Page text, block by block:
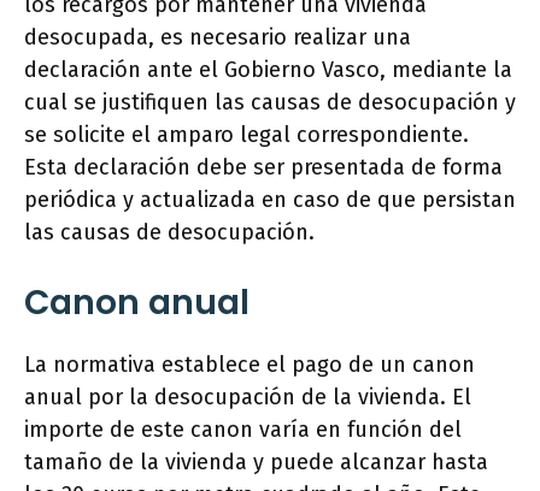
desocupada, es necesario realizar una
declaración ante el Gobierno Vasco, mediante la
cual se justifiquen las causas de desocupación y
se solicite el amparo legal correspondiente.
Esta declaración debe ser presentada de forma
periódica y actualizada en caso de que persistan
las causas de desocupación.
Canon anual
La normativa establece el pago de un canon
anual por la desocupación de la vivienda. El
importe de este canon varía en función del
tamaño de la vivienda y puede alcanzar hasta